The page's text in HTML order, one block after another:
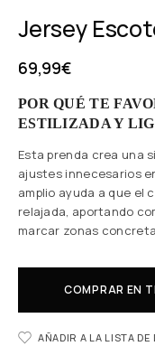
Jersey
69,99€
POR QUÉ TE
ESTILIZADA Y
Esta prenda crea una
ajustes innecesarios
amplio ayuda a que el
relajada, aportando
marcar zonas
COMPRAR EN
AÑADIR A LA LISTA DE